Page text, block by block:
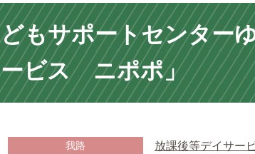
もサポートセンター
ビス ニポポ」
我路 放課後等デイサー